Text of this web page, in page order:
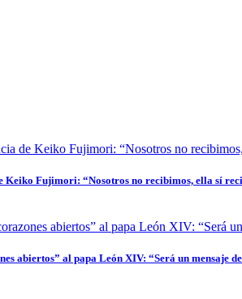
Keiko Fujimori: “Nosotros no recibimos, ella sí
abiertos” al papa León XIV: “Será un mensaje